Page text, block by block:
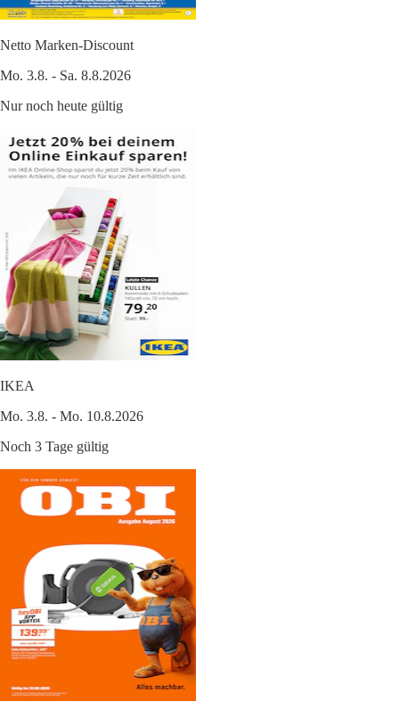
Netto Marken-Discount
Mo. 3.8. - Sa. 8.8.2026
Nur noch heute gültig
IKEA
Mo. 3.8. - Mo. 10.8.2026
Noch 3 Tage gültig